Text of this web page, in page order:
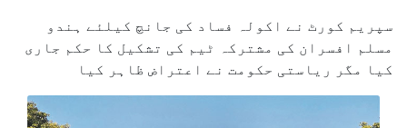
سپریم کورٹ نے اکولہ فساد کی جانچ کیلئے ہندو
مسلم افسران کی مشترکہ ٹیم کی تشکیل کا حکم جاری
کیا مگر ریاستی حکومت نے اعتراض ظاہر کیا